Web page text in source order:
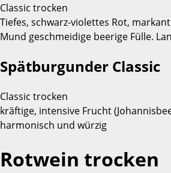
Classic trocken
Tiefes, schwarz-violettes Rot,
Mund geschmeidige beerige Fülle.
Spätburgunder Classic
Classic trocken
kräftige, intensive Frucht
harmonisch und würzig
Rotwein trocken